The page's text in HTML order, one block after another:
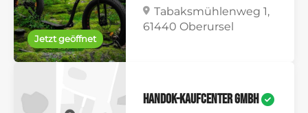
Jetzt geöffnet
Tabaksmühlenweg 1,
61440 Oberursel
HanDok-Kaufcenter GmbH